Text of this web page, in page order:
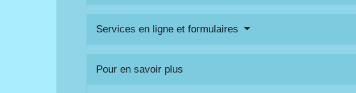
Services en ligne et formulaires
Pour en savoir plus